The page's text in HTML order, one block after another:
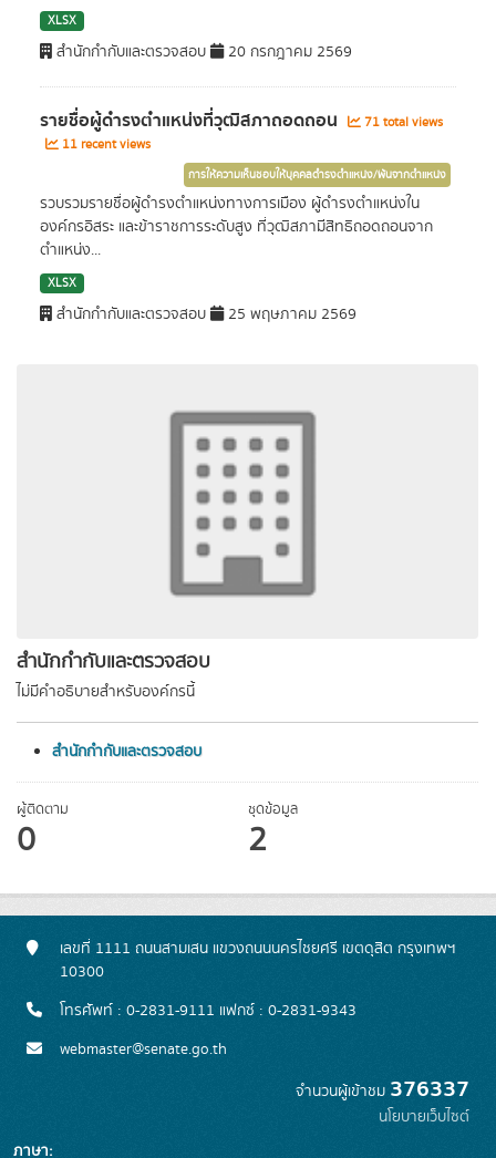
สำนักกำกับและตรวจสอบ
ไม่มีคำอธิบายสำหรับองค์กรนี้
สำนักกำกับและตรวจสอบ
ผู้ติดตาม
0
ชุดข้อมูล
2
XLSX
สำนักกำกับและตรวจสอบ 20 กรกฎาคม 2569
รายชื่อผู้ดำรงตำแหน่งที่วุฒิสภาถอดถอน
71 total views
11 recent views
การให้ความเห็นชอบให้บุคคลดำรงตำแหน่ง/พ้นจากตำแหน่ง
รวบรวมรายชื่อผู้ดำรงตำแหน่งทางการเมือง ผู้ดำรงตำแหน่งใน
องค์กรอิสระ และข้าราชการระดับสูง ที่วุฒิสภามีสิทธิถอดถอนจาก
ตำแหน่ง...
XLSX
สำนักกำกับและตรวจสอบ 25 พฤษภาคม 2569
เลขที่ 1111 ถนนสามเสน แขวงถนนนครไชยศรี เขตดุสิต กรุงเทพฯ
10300
โทรศัพท์ : 0-2831-9111 แฟกซ์ : 0-2831-9343
webmaster@senate.go.th
จำนวนผู้เข้าชม 376337
นโยบายเว็บไซต์
ภาษา